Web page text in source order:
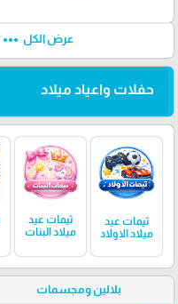
عرض الكل more_horiz
حفلات واعياد ميلاد
ثيمات عيد
ميلاد الاولاد
ثيمات عيد
ميلاد البنات
بلالين ومجسمات